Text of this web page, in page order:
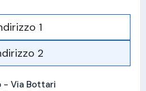
1
2
- Via Bottari